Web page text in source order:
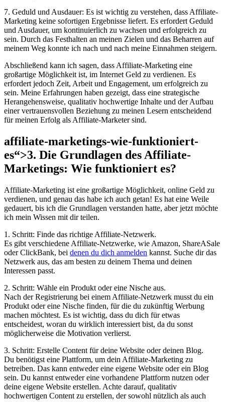
7. Geduld und Ausdauer: Es ist wichtig zu verstehen, dass Affiliate-
Marketing keine sofortigen Ergebnisse liefert. Es erfordert Geduld
und Ausdauer, um kontinuierlich zu wachsen und erfolgreich zu
sein. Durch das Festhalten an meinen Zielen und das Beharren auf
meinem Weg konnte ich nach und nach meine Einnahmen steigern.
Abschließend kann ich sagen, dass Affiliate-Marketing eine
großartige Möglichkeit ist, im Internet Geld zu verdienen. Es
erfordert jedoch Zeit, Arbeit und Engagement, um erfolgreich zu
sein. Meine Erfahrungen haben gezeigt, dass eine strategische
Herangehensweise, qualitativ hochwertige Inhalte und der Aufbau
einer vertrauensvollen Beziehung zu meinen Lesern entscheidend
für meinen Erfolg als Affiliate-Marketer sind.
affiliate-marketings-wie-funktioniert-
es“>3. Die Grundlagen des Affiliate-
Marketings: Wie funktioniert es?
Affiliate-Marketing ist eine großartige Möglichkeit, online Geld zu
verdienen, und genau das habe ich auch getan! Es hat eine Weile
gedauert, bis ich die Grundlagen verstanden hatte, aber jetzt möchte
ich mein Wissen mit dir teilen.
1. Schritt: Finde das richtige Affiliate-Netzwerk.
Es gibt verschiedene Affiliate-Netzwerke, wie Amazon, ShareASale
oder ClickBank, bei denen du dich anmelden kannst. Suche dir das
Netzwerk aus, das am besten zu deinem Thema und deinen
Interessen passt.
2. Schritt: Wähle ein Produkt oder eine Nische aus.
Nach der Registrierung bei einem Affiliate-Netzwerk musst du ein
Produkt oder eine Nische finden, für die du zukünftig Werbung
machen möchtest. Es ist wichtig, dass du dich für etwas
entscheidest, woran du wirklich interessiert bist, da du sonst
möglicherweise die Motivation verlierst.
3. Schritt: Erstelle Content für deine Website oder deinen Blog.
Du benötigst eine Plattform, um dein Affiliate-Marketing zu
betreiben. Das kann entweder eine eigene Website oder ein Blog
sein. Du kannst entweder eine vorhandene Plattform nutzen oder
deine eigene Website erstellen. Achte darauf, qualitativ
hochwertigen Content zu erstellen, der sowohl nützlich als auch